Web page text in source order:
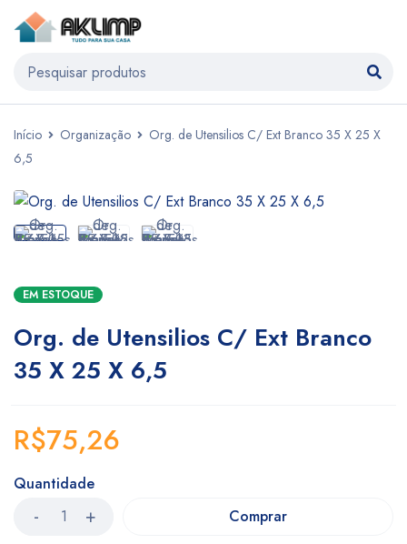
Início Organização
Org. de Utensilios C/ Ext Branco 35 X 25 X
6,5
EM ESTOQUE
Org. de Utensilios C/ Ext Branco
35 X 25 X 6,5
R$75,26
Quantidade
Comprar